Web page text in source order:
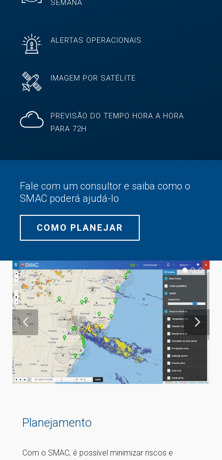
SEMANA
ALERTAS OPERACIONAIS
IMAGEM POR SATÉLITE
PREVISÃO DO TEMPO HORA A HORA
PARA 72H
Fale com um consultor e saiba como o
SMAC poderá ajudá-lo
COMO PLANEJAR
Planejamento
Com o SMAC, é possível minimizar riscos e